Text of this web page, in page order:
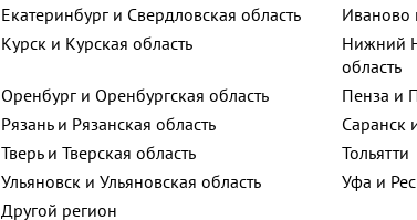
Хит Vegan
Екатеринбург и Свердловская область
Иваново
Курск и Курская область
Нижний
область
Оренбург и Оренбургская область
Пенза и
Рязань и Рязанская область
Саранск
Тверь и Тверская область
Тольятти
Ульяновск и Ульяновская область
Уфа и
Другой регион